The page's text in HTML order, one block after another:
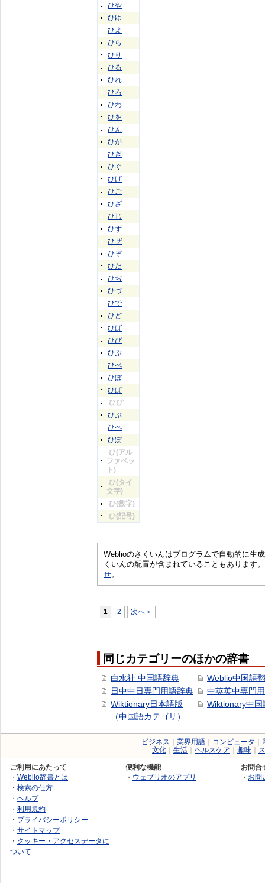
ひや
ひゆ
ひよ
ひら
ひり
ひる
ひれ
ひろ
ひわ
ひを
ひん
ひが
ひぎ
ひぐ
ひげ
ひご
ひざ
ひじ
ひず
ひぜ
ひぞ
ひだ
ひぢ
ひづ
ひで
ひど
ひば
ひび
ひぶ
ひべ
ひぼ
ひぱ
ひぴ
ひぷ
ひぺ
ひぽ
ひ(アル
ファベッ
ト)
ひ(タイ
文字)
ひ(数字)
ひ(記号)
Weblioのさくいんはプログラムで自動的に生
くいんの配置が含まれていることもあります
せ。
1 2 次へ＞
同じカテゴリーのほかの辞書
白水社 中国語辞典
日中中日専門用語辞典
Wiktionary日本語版
（中国語カテゴリ）
Weblio中国語
中英英中専門
Wiktionary中国
ビジネス 業界用語 コンピュータ
文化
生活 ヘルスケア 趣味
ご利用にあたって
・ Weblio辞書とは
・ 検索の仕方
・ ヘルプ
・ 利用規約
・ プライバシーポリシー
・ サイトマップ
・ クッキー・アクセスデータに
ついて
便利な機能
・ ウェブリオのアプリ
お問合
・ お問